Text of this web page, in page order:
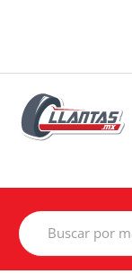
Search
for: